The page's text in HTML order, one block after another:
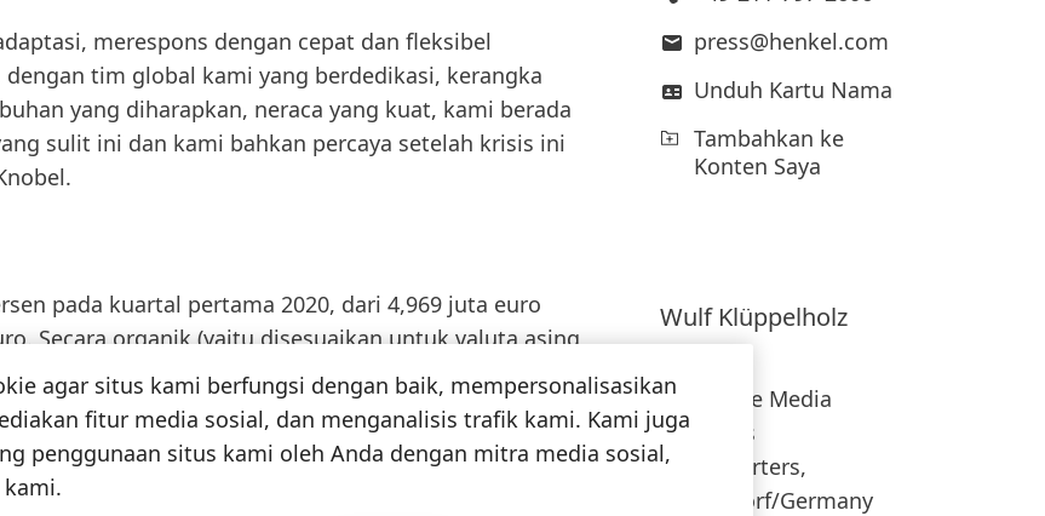
merespons dengan cepat dan fleksibel
tim global kami yang berdedikasi, kerangka
yang diharapkan, neraca yang kuat, kami berada
sulit ini dan kami bahkan percaya setelah krisis ini
pada kuartal pertama 2020, dari 4,969 juta euro
Secara organik(yaitu disesuaikan untuk valuta asing
-0,9 persen. Di tingkat Grup, penurunan itu
dan volume berbeda antara unit bisnis. Akuisisi dan
dalam penjualan. Efek valuta asing mengurangi
press@henkel.com
Unduh Kartu Nama
Tambahkan ke
Konten Saya
Wulf Klüppelholz
Corporate Media
Relations
Headquarters,
Düsseldorf/Germany
agar situs kami berfungsi dengan baik, mempersonalisasikan
fitur media sosial, dan menganalisis trafik kami. Kami juga
penggunaan situs kami oleh Anda dengan mitra media sosial,